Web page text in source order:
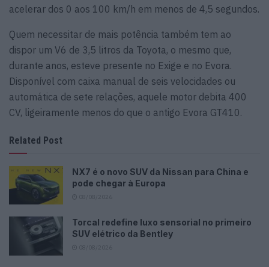
acelerar dos 0 aos 100 km/h em menos de 4,5 segundos.
Quem necessitar de mais potência também tem ao
dispor um V6 de 3,5 litros da Toyota, o mesmo que,
durante anos, esteve presente no Exige e no Evora.
Disponível com caixa manual de seis velocidades ou
automática de sete relações, aquele motor debita 400
CV, ligeiramente menos do que o antigo Evora GT410.
Related Post
NX7 é o novo SUV da Nissan para China e
pode chegar à Europa
Torcal redefine luxo sensorial no primeiro
SUV elétrico da Bentley